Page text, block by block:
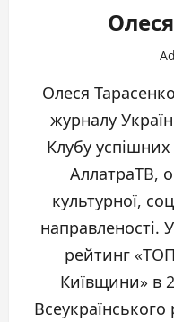
Олеся
журналу
Клубу
АллатраТВ,
культурної,
направленості.
рейтинг
Київщини» в